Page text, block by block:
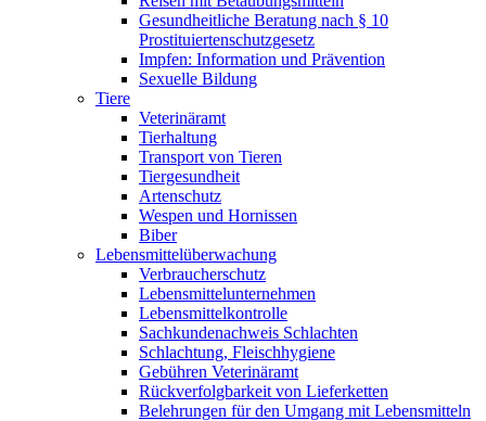
Gesundheitliche Beratung nach § 10
Prostituiertenschutzgesetz
Impfen: Information und Prävention
Sexuelle Bildung
Tiere
Veterinäramt
Tierhaltung
Transport von Tieren
Tiergesundheit
Artenschutz
Wespen und Hornissen
Biber
Lebensmittelüberwachung
Verbraucherschutz
Lebensmittelunternehmen
Lebensmittelkontrolle
Sachkundenachweis Schlachten
Schlachtung, Fleischhygiene
Gebühren Veterinäramt
Rückverfolgbarkeit von Lieferketten
Belehrungen für den Umgang mit Lebensmitteln